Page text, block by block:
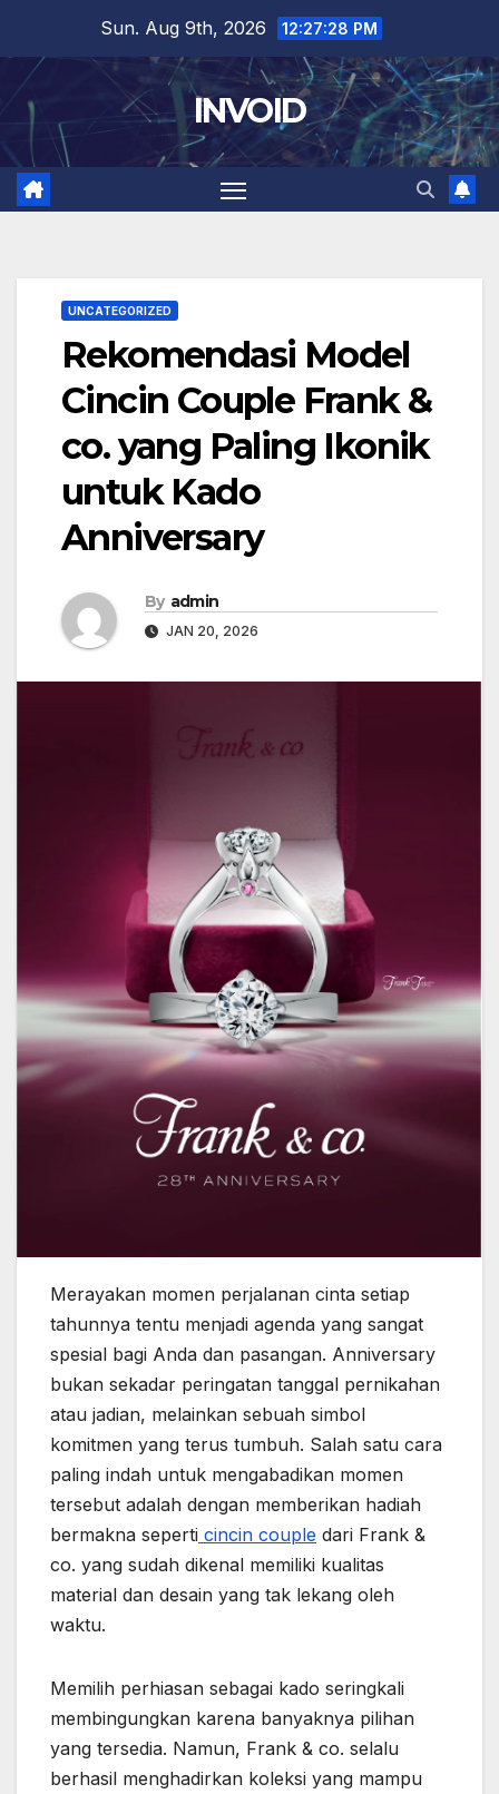
content
Sun. Aug 9th, 2026 12:27:29 PM
INVOID
UNCATEGORIZED
Rekomendasi Model
Cincin Couple Frank &
co. yang Paling Ikonik
untuk Kado
Anniversary
By admin
JAN 20, 2026
Merayakan momen perjalanan cinta setiap
tahunnya tentu menjadi agenda yang sangat
spesial bagi Anda dan pasangan. Anniversary
bukan sekadar peringatan tanggal pernikahan
atau jadian, melainkan sebuah simbol
komitmen yang terus tumbuh. Salah satu cara
paling indah untuk mengabadikan momen
tersebut adalah dengan memberikan hadiah
bermakna seperti cincin couple dari Frank &
co. yang sudah dikenal memiliki kualitas
material dan desain yang tak lekang oleh
waktu.
Memilih perhiasan sebagai kado seringkali
membingungkan karena banyaknya pilihan
yang tersedia. Namun, Frank & co. selalu
berhasil menghadirkan koleksi yang mampu